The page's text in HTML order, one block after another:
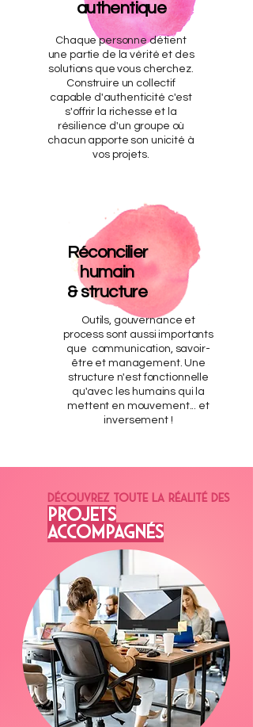
authentique
Chaque personne détient
une partie de la vérité et des
solutions que vous cherchez.
Construire un collectif
capable d'authenticité c'est
s'offrir la richesse et la
résilience d'un groupe où
chacun apporte son unicité à
vos projets.
Réconcilier
humain
& structure
Outils, gouvernance et
process sont aussi importants
que communication, savoir-
être et management. Une
structure n'est fonctionnelle
qu'avec les humains qui la
mettent en mouvement... et
inversement !
Découvrez toute la réalité des
PROJETS
accompagnés